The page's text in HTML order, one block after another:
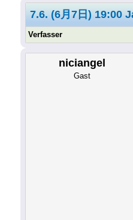
7.6. (6月7日) 19:00
Verfasser
niciangel
Gast